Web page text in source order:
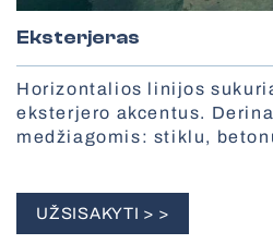
Eksterjeras
Horizontalios linijos
eksterjero akcentus.
medžiagomis: stiklu,
UŽSISAKYTI > >